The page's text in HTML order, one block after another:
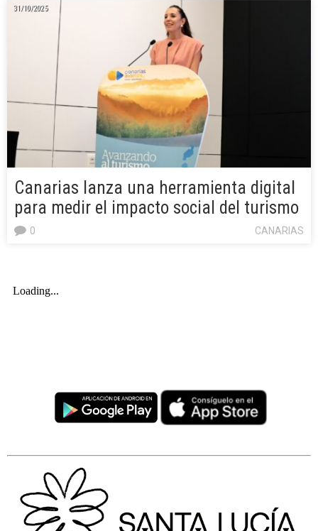
31/10/2025
Canarias lanza una herramienta digital
para medir el impacto social del turismo
CANARIAS
0